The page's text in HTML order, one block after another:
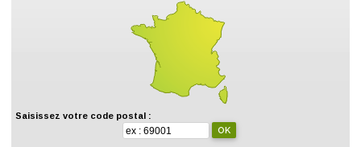
Saisissez votre code postal :